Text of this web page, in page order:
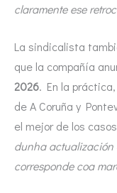
claramente ese
La sindicalista
que la compañía
2026. En la
de A Coruña y
el mejor de los
dunha actualización
corresponde coa